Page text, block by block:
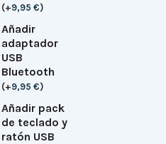
(+9,95 €)
Añadir
adaptador
USB
Bluetooth
(+9,95 €)
Añadir pack
de teclado y
ratón USB